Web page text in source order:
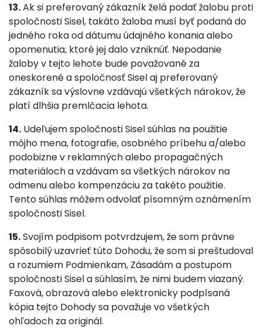
13.Ak si preferovaný zákazník želá podať žalobu proti
spoločnosti Sisel, takáto žaloba musí byť podaná do
jedného roka od dátumu údajného konania alebo
opomenutia, ktoré jej dalo vzniknúť. Nepodanie
žaloby v tejto lehote bude považované za
oneskorené a spoločnosť Sisel aj preferovaný
zákazník sa výslovne vzdávajú všetkých nárokov, že
platí dlhšia premlčacia lehota.
14. Udeľujem spoločnosti Sisel súhlas na použitie
môjho mena, fotografie, osobného príbehu a/alebo
podobizne v reklamných alebo propagačných
materiáloch a vzdávam sa všetkých nárokov na
odmenu alebo kompenzáciu za takéto použitie.
Tento súhlas môžem odvolať písomným oznámením
spoločnosti Sisel.
15.Svojím podpisom potvrdzujem, že som právne
spôsobilý uzavrieť túto Dohodu, že som si preštudoval
a rozumiem Podmienkam, Zásadám a postupom
spoločnosti Sisel a súhlasím, že nimi budem viazaný.
Faxová, obrazová alebo elektronicky podpísaná
kópia tejto Dohody sa považuje vo všetkých
ohľadoch za originál.